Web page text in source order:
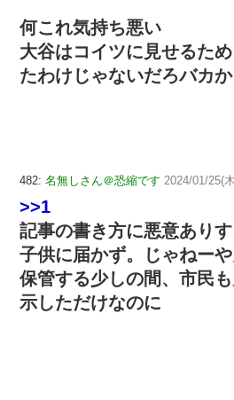
何これ気持ち悪い
大谷はコイツに見せるた
たわけじゃないだろバカか
482: 名無しさん＠恐縮です 2024/01/25(
>>1
記事の書き方に悪意あり
子供に届かず。じゃねー
保管する少しの間、市民
示しただけなのに